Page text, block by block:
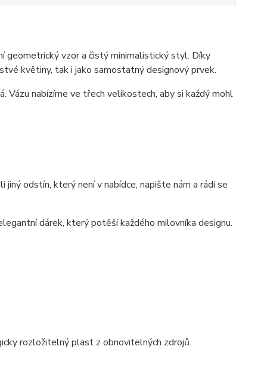
geometrický vzor a čistý minimalistický styl. Díky
květiny, tak i jako samostatný designový prvek.
Vázu nabízíme ve třech velikostech, aby si každý mohl
odstín, který není v nabídce, napište nám a rádi se
dárek, který potěší každého milovníka designu.
rozložitelný plast z obnovitelných zdrojů.